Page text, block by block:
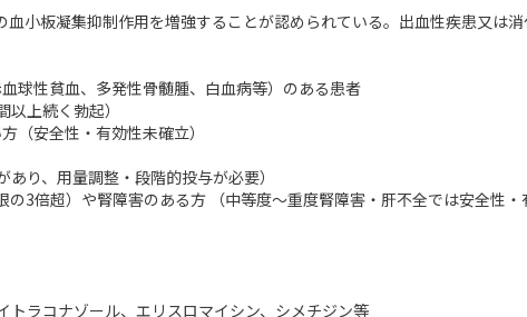
小板凝集抑制作用を増強することが認められている。出血性疾患又は
球性貧血、多発性骨髄腫、白血病等）のある患者
上続く勃起）
（安全性・有効性未確立）
り、用量調整・段階的投与が必要）
の3倍超）や腎障害のある方 （中等度～重度腎障害・肝不全では安全性・
トラコナゾール、エリスロマイシン、シメチジン等